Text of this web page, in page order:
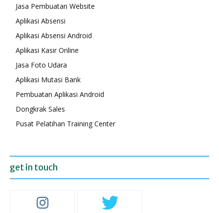
Jasa Pembuatan Website
Aplikasi Absensi
Aplikasi Absensi Android
Aplikasi Kasir Online
Jasa Foto Udara
Aplikasi Mutasi Bank
Pembuatan Aplikasi Android
Dongkrak Sales
Pusat Pelatihan Training Center
get in touch